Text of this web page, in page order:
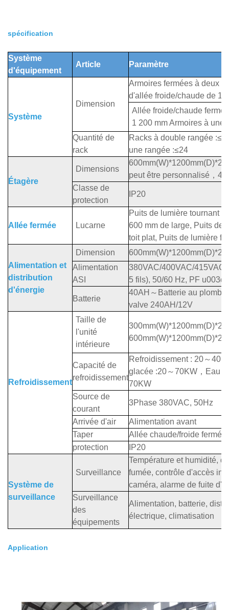
spécification
Système
d'équipement
Article Paramètre
Système
Dimension
Armoires fermées à deux
d'allée froide/chaude de 1
Allée froide/chaude
1 200 mm Armoires à une
Quantité de
rack
Racks à double rangée
une rangée :≤24
Étagère
Dimensions
peut être personnalisé ，
Classe de
protection
IP20
Allée fermée Lucarne
Puits de lumière tournant
600 mm de large, Puits de
toit plat, Puits de lumière
Alimentation et
distribution
d'énergie
Dimension
Alimentation
ASI
380VAC/400VAC/415VAC
5 fils), 50/60 Hz, PF u003d
Batterie
40AH ～ Batterie au plomb
valve 240AH/12V
Refroidissement
Taille de
l'unité
intérieure
Capacité de
refroidissement
Refroidissement : 20～
glacée :20～70KW ， Eau
70KW
Source de
courant
3Phase 380VAC, 50Hz
Arrivée d'air
Alimentation avant
Taper
Allée chaude/froide fermée
protection
IP20
Système de
surveillance
Surveillance
Température et humidité,
fumée, contrôle d'accès
caméra, alarme de fuite
Surveillance
des
équipements
Alimentation, batterie,
électrique, climatisation
Application